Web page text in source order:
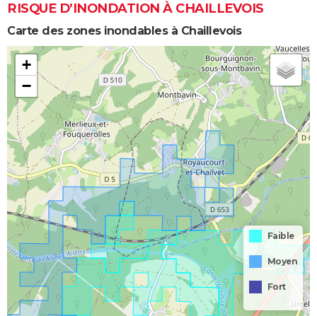
Bricolage
Lifestyle
Culture
Sport
Auto
Television
Voyage
Cinema
RISQUE D’INONDATION À CHAILLEVOIS
Carte des zones inondables à Chaillevois
+
−
Faible
Moyen
Fort